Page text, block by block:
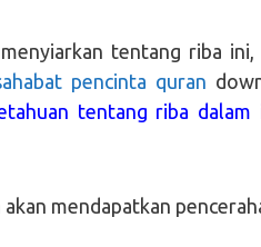
tentang riba ini,
pencinta quran
tentang riba dalam
mendapatkan